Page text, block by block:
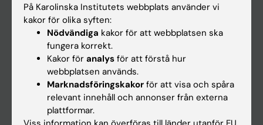
Huvudmeny
Utbildning
Forskarutbildning
Forskning
På Karolinska Institutets webbplats använder vi
kakor för olika syften:
Nödvändiga kakor för att webbplatsen ska
fungera korrekt.
Kakor för analys för att förstå hur
webbplatsen används.
Marknadsföringskakor för att visa och spåra
relevant innehåll och annonser från externa
plattformar.